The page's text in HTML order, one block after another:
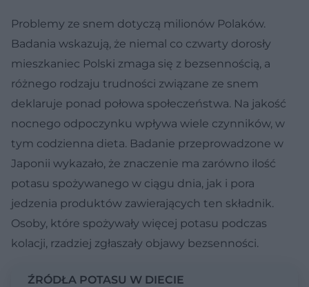
Problemy ze snem dotyczą milionów Polaków.
Badania wskazują, że niemal co czwarty dorosły
mieszkaniec Polski zmaga się z bezsennością, a
różnego rodzaju trudności związane ze snem
deklaruje ponad połowa społeczeństwa. Na jakość
nocnego odpoczynku wpływa wiele czynników, w
tym codzienna dieta. Badanie przeprowadzone w
Japonii wykazało, że znaczenie ma zarówno ilość
potasu spożywanego w ciągu dnia, jak i pora
jedzenia produktów zawierających ten składnik.
Osoby, które spożywały więcej potasu podczas
kolacji, rzadziej zgłaszały objawy bezsenności.
ŹRÓDŁA POTASU W DIECIE